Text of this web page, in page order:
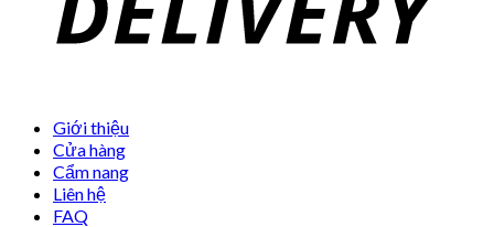
Giới thiệu
Cửa hàng
Cẩm nang
Liên hệ
FAQ